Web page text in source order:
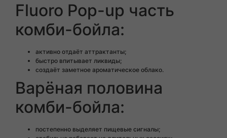
Fluoro Pop-up часть
комби-бойла:
активно отдаёт аттрактанты;
быстро впитывает ликвиды;
создаёт заметное ароматическое облако.
Варёная половина
комби-бойла:
постепенно выделяет пищевые сигналы;